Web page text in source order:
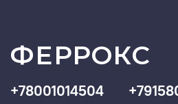
+78001014504
ФЕРРОКС